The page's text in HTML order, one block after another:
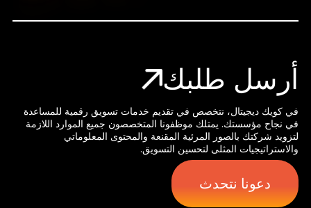
أرسل طلبك
في كويك ديجيتال، نتخصص في تقديم خدمات تسويق رقمية للمساعدة
في نجاح مؤسستك. يمتلك موظفونا المتخصصون جميع الموارد اللازمة
لتزويد شركتك بالصور المرئية المقنعة والمحتوى المعلوماتي
والاستراتيجيات المثلى لتحسين التسويق.
دعونا نتحدث